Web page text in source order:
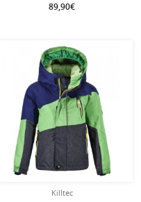
89,90€
Killtec